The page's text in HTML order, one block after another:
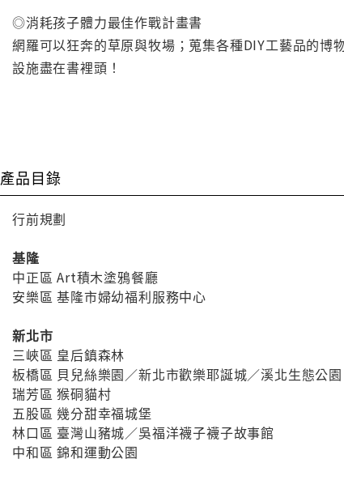
◎消耗孩子體力最佳作戰計畫書
網羅可以狂奔的草原與牧場；蒐集各種DIY工藝品的
設施盡在書裡頭！
產品目錄
行前規劃
基隆
中正區 Art積木塗鴉餐廳
安樂區 基隆市婦幼福利服務中心
新北市
三峽區 皇后鎮森林
板橋區 貝兒絲樂園／新北市歡樂耶誕城／溪北生態公園
瑞芳區 猴硐貓村
五股區 幾分甜幸福城堡
林口區 臺灣山豬城／吳福洋襪子襪子故事館
中和區 錦和運動公園